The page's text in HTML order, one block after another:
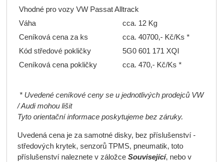
Vhodné pro vozy VW Passat Alltrack
Váha
cca. 12 Kg
Ceníková cena za ks
cca. 40700,- Kč/Ks *
Kód středové pokličky
5G0 601 171 XQI
Ceníková cena pokličky
cca. 470,- Kč/Ks *
* Uvedené ceníkové ceny se u jednotlivých prodejců VW
/ Audi mohou lišit
Tyto orientační informace poskytujeme bez záruky.
Uvedená cena je za samotné disky, bez příslušenství -
středových krytek, senzorů TPMS, pneumatik, toto
příslušenství naleznete v záložce Související, nebo v